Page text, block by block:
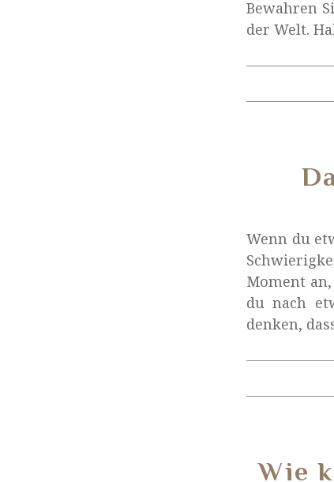
Bewahren
der Welt.
Wenn du
Moment
du nach
denken,
Wie